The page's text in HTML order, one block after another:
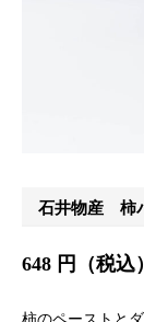
石井物産 柿
648 円（税込）